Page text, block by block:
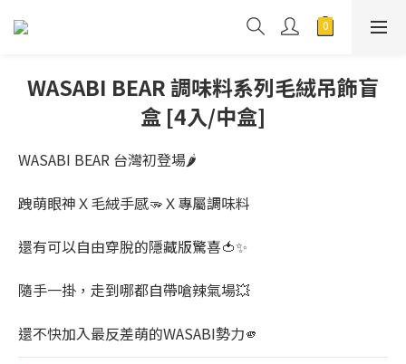
WASABI BEAR 調味料系列毛絨吊飾盲
盒 [4入/中盒]
WASABI BEAR 台灣初登場🌶️
跩萌眼神Ｘ毛絨手感🫳Ｘ專屬調味料
還有可以自由穿脫的隱藏版驚喜🍅✨
隨手一掛，走到哪都自帶嗆辣氣場💥
還不快加入最反差萌的WASABI勢力🫵